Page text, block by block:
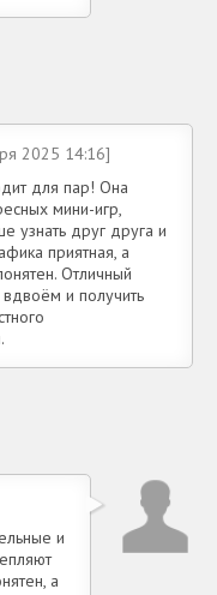
2025 14:16]
для пар! Она
мини-игр,
узнать друг друга и
приятная, а
Отличный
и получить
и
а